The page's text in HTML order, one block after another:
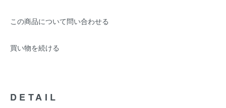
この商品について問い合わせる
買い物を続ける
DETAIL